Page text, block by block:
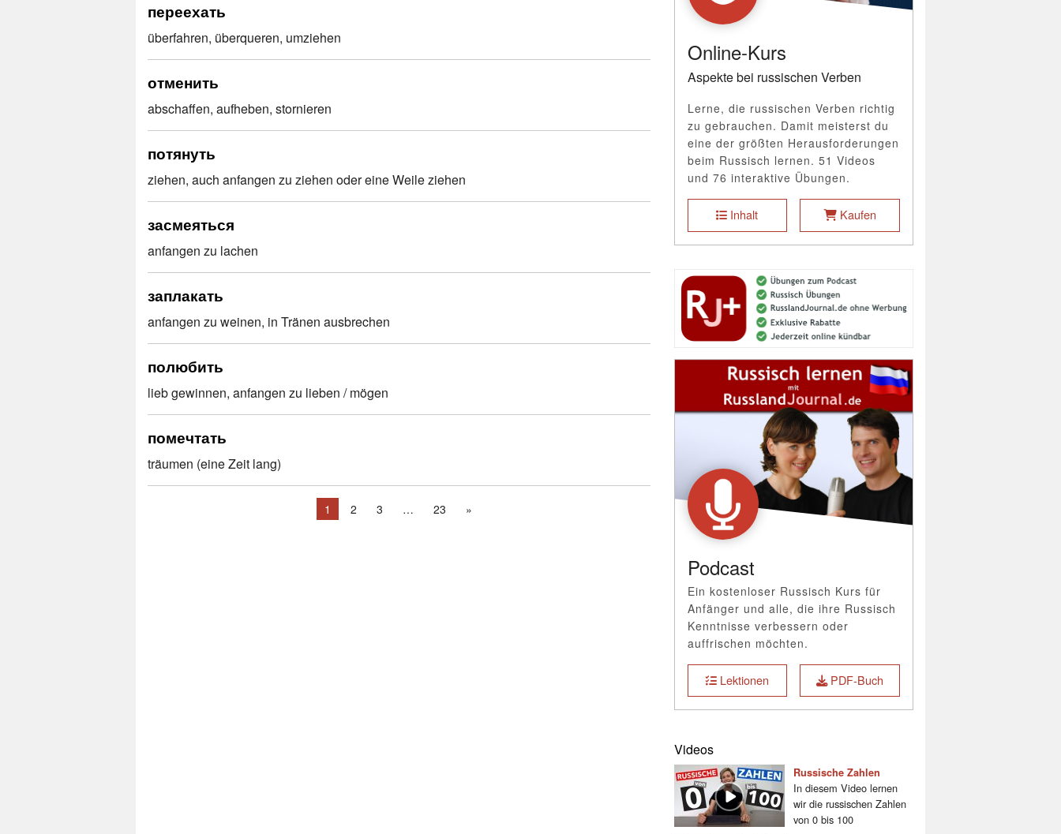
переехать
überfahren, über­que­ren, umziehen
отменить
ab­schaf­fen, aufheben, stornieren
потянуть
ziehen, auch anfangen zu ziehen oder eine Weile ziehen
засмеяться
anfangen zu lachen
заплакать
anfangen zu weinen, in Tränen ausbrechen
полюбить
lieb gewinnen, anfangen zu lieben / mögen
помечтать
träumen (eine Zeit lang)
1 2 3 23 »
Online-Kurs
Aspekte bei russischen Verben
Lerne, die russischen Verben richtig
zu gebrauchen. Damit meisterst du
eine der größten Herausforderungen
beim Russisch lernen. 51 Videos
und 76 interaktive Übungen.
Inhalt Kaufen
Podcast
Ein kostenloser Russisch Kurs für
Anfänger und alle, die ihre Russisch
Kenntnisse verbessern oder
auffrischen möchten.
Lektionen PDF-Buch
Videos
Russische Zahlen
In diesem Video lernen
wir die russischen Zahlen
von 0 bis 100